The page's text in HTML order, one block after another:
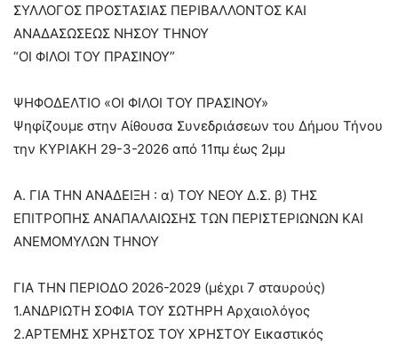
ΣΥΛΛΟΓΟΣ ΠΡΟΣΤΑΣΙΑΣ ΠΕΡΙΒΑΛΛΟΝΤΟΣ ΚΑΙ
ΑΝΑΔΑΣΩΣΕΩΣ ΝΗΣΟΥ ΤΗΝΟΥ
“ΟΙ ΦΙΛΟΙ ΤΟΥ ΠΡΑΣΙΝΟΥ”
ΨΗΦΟΔΕΛΤΙΟ «ΟΙ ΦΙΛΟΙ ΤΟΥ ΠΡΑΣΙΝΟΥ»
Ψηφίζουμε στην Αίθουσα Συνεδριάσεων του Δήμου Τήνου
την ΚΥΡΙΑΚΗ 29-3-2026 από 11πμ έως 2μμ
Α. ΓΙΑ ΤΗΝ ΑΝΑΔΕΙΞΗ : α) ΤΟΥ ΝΕΟΥ Δ.Σ. β) ΤΗΣ
ΕΠΙΤΡΟΠΗΣ ΑΝΑΠΑΛΑΙΩΣΗΣ ΤΩΝ ΠΕΡΙΣΤΕΡΙΩΝΩΝ ΚΑΙ
ΑΝΕΜΟΜΥΛΩΝ ΤΗΝΟΥ
ΓΙΑ ΤΗΝ ΠΕΡΙΟΔΟ 2026-2029 (μέχρι 7 σταυρούς)
1.ΑΝΔΡΙΩΤΗ ΣΟΦΙΑ ΤΟΥ ΣΩΤΗΡΗ Αρχαιολόγος
2.ΑΡΤΕΜΗΣ ΧΡΗΣΤΟΣ ΤΟΥ ΧΡΗΣΤΟΥ Εικαστικός